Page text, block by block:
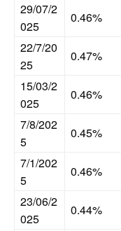
29/07/2
025
0.46%
22/7/20
25
0.47%
15/03/2
025
0.46%
7/8/202
5
0.45%
7/1/202
5
0.46%
23/06/2
025
0.44%